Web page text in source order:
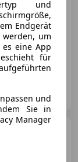
(258 PS)
und
Endgerät
um
eine App
für
und
Sie in
Manager